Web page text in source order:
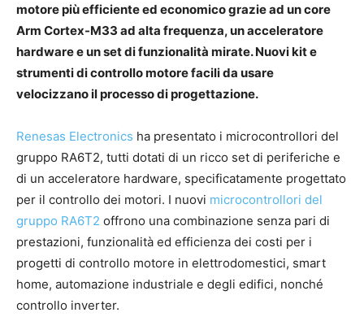
motore più efficiente ed economico grazie ad un core
Arm Cortex-M33 ad alta frequenza, un acceleratore
hardware e un set di funzionalità mirate. Nuovi kit e
strumenti di controllo motore facili da usare
velocizzano il processo di progettazione.
Renesas Electronics ha presentato i microcontrollori del
gruppo RA6T2, tutti dotati di un ricco set di periferiche e
di un acceleratore hardware, specificatamente progettato
per il controllo dei motori. I nuovi microcontrollori del
gruppo RA6T2 offrono una combinazione senza pari di
prestazioni, funzionalità ed efficienza dei costi per i
progetti di controllo motore in elettrodomestici, smart
home, automazione industriale e degli edifici, nonché
controllo inverter.